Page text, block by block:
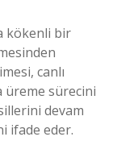
kökenli bir
canlı
üreme sürecini
devam
ifade eder.